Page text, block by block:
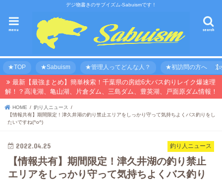
デジ物書きのサブイズム-Sabuismです！
search
menu
★TOP ★Sabuism ★管理人ってどんな人？ ★初訪問の方へ 【
最新【最強まとめ】簡単検索！千葉県の房総6大バス釣りレイク爆速理
解！？高滝湖、亀山湖、片倉ダム、三島ダム、豊英湖、戸面原ダム情報！
HOME
釣り人ニュース
【情報共有】期間限定！津久井湖の釣り禁止エリアをしっかり守って気持ちよくバス釣りをし
たいですね(^o^)
釣り人ニュース
2022.04.25
【情報共有】期間限定！津久井湖の釣り禁止
エリアをしっかり守って気持ちよくバス釣り